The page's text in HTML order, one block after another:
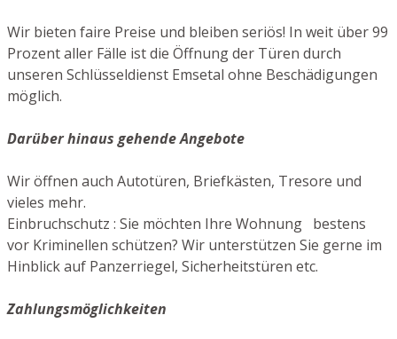
Wir bieten faire Preise und bleiben seriös! In weit über 99
Prozent aller Fälle ist die Öffnung der Türen durch
unseren Schlüsseldienst Emsetal ohne Beschädigungen
möglich.
Darüber hinaus gehende Angebote
Wir öffnen auch Autotüren, Briefkästen, Tresore und
vieles mehr.
Einbruchschutz : Sie möchten Ihre Wohnung bestens
vor Kriminellen schützen? Wir unterstützen Sie gerne im
Hinblick auf Panzerriegel, Sicherheitstüren etc.
Zahlungsmöglichkeiten